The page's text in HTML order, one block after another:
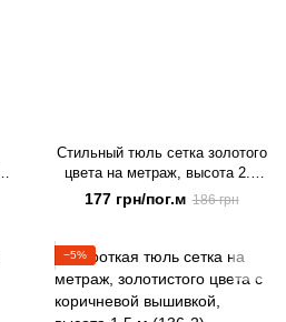
Стильный тюль сетка золотого
цвета на метраж, высота 2.8
м(112-4)
177 грн/пог.м 186 грн
−5%